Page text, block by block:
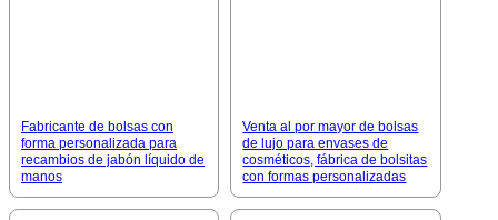
Fabricante de bolsas con
forma personalizada para
recambios de jabón líquido de
manos
Venta al por mayor de bolsas
de lujo para envases de
cosméticos, fábrica de bolsitas
con formas personalizadas